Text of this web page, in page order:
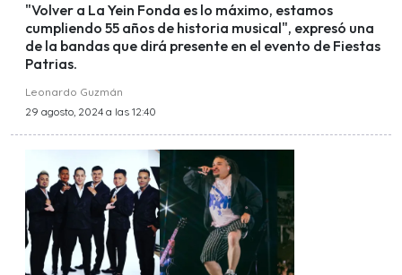
"Volver a La Yein Fonda es lo máximo, estamos
cumpliendo 55 años de historia musical", expresó una
de la bandas que dirá presente en el evento de Fiestas
Patrias.
Leonardo Guzmán
29 agosto, 2024 a las 12:40